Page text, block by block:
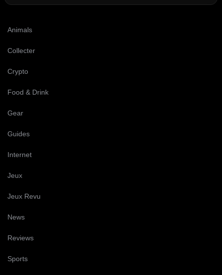
Animals
Collecter
Crypto
Food & Drink
Gear
Guides
Internet
Jeux
Jeux Revu
News
Reviews
Sports